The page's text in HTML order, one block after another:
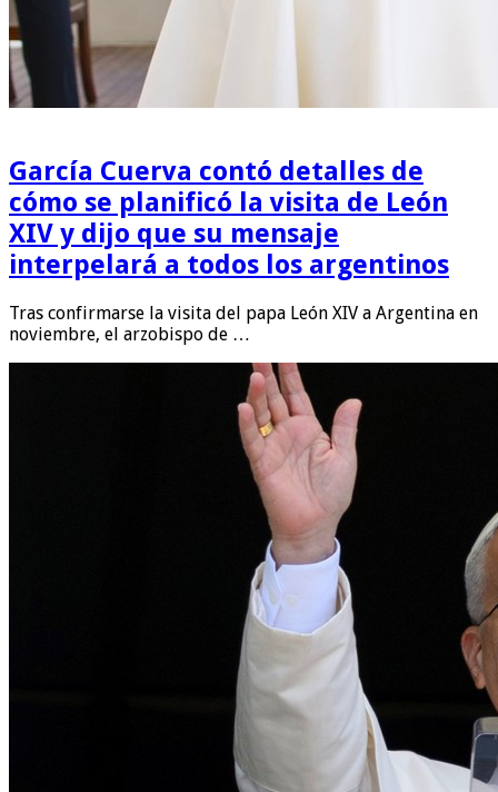
García Cuerva contó detalles de
cómo se planificó la visita de León
XIV y dijo que su mensaje
interpelará a todos los argentinos
Tras confirmarse la visita del papa León XIV a Argentina en
noviembre, el arzobispo de …